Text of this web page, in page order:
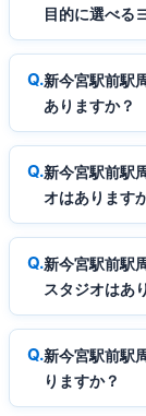
目的に選べる
新今宮駅前駅
ありますか？
新今宮駅前駅
オはあります
新今宮駅前駅
スタジオはあ
新今宮駅前駅
りますか？